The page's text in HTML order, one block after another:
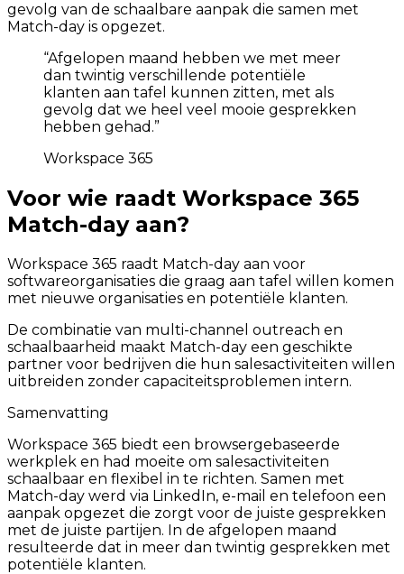
gevolg van de schaalbare aanpak die samen met
Match-day is opgezet.
“Afgelopen maand hebben we met meer
dan twintig verschillende potentiële
klanten aan tafel kunnen zitten, met als
gevolg dat we heel veel mooie gesprekken
hebben gehad.”
Workspace 365
Voor wie raadt Workspace 365
Match-day aan?
Workspace 365 raadt Match-day aan voor
softwareorganisaties die graag aan tafel willen komen
met nieuwe organisaties en potentiële klanten.
De combinatie van multi-channel outreach en
schaalbaarheid maakt Match-day een geschikte
partner voor bedrijven die hun salesactiviteiten willen
uitbreiden zonder capaciteitsproblemen intern.
Samenvatting
Workspace 365 biedt een browsergebaseerde
werkplek en had moeite om salesactiviteiten
schaalbaar en flexibel in te richten. Samen met
Match-day werd via LinkedIn, e-mail en telefoon een
aanpak opgezet die zorgt voor de juiste gesprekken
met de juiste partijen. In de afgelopen maand
resulteerde dat in meer dan twintig gesprekken met
potentiële klanten.